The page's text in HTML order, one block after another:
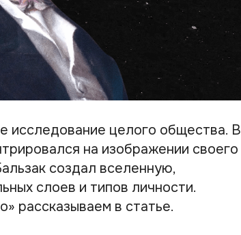
исследование целого общества. В
на изображении своего
создал вселенную,
слоев и типов личности.
рассказываем в статье.